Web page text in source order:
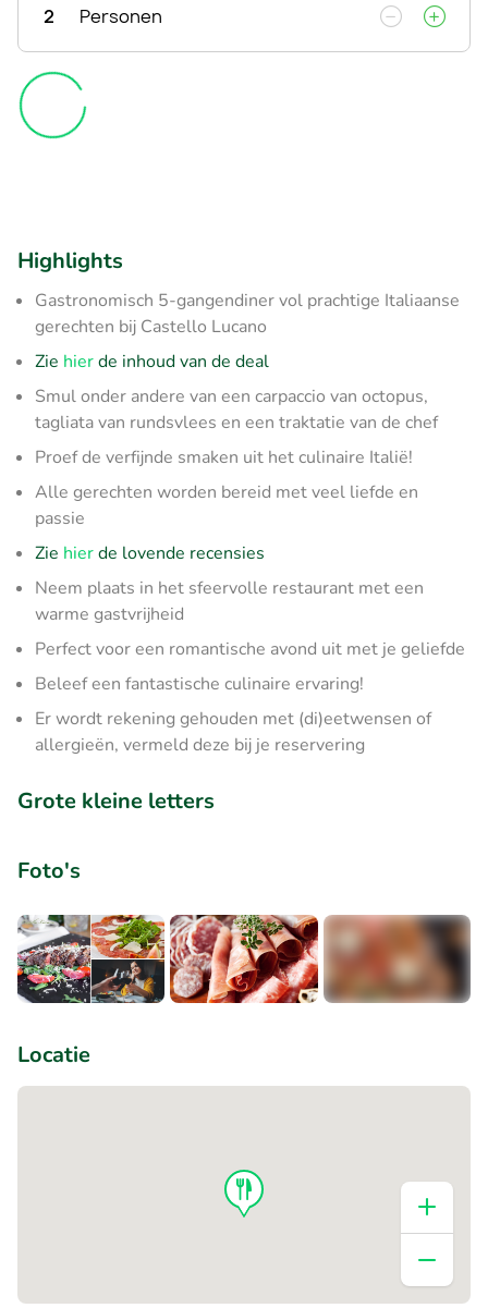
2 Personen
Highlights
Gastronomisch 5-gangendiner vol prachtige Italiaanse
gerechten bij Castello Lucano
Zie hierde inhoud van de deal
Smul onder andere van een carpaccio van octopus,
tagliata van rundsvlees en een traktatie van de chef
Proef de verfijnde smaken uit het culinaire Italië!
Alle gerechten worden bereid met veel liefde en
passie
Zie hierde lovende recensies
Neem plaats in het sfeervolle restaurant met een
warme gastvrijheid
Perfect voor een romantische avond uit met je geliefde
Beleef een fantastische culinaire ervaring!
Er wordt rekening gehouden met (di)eetwensen of
allergieën, vermeld deze bij je reservering
Grote kleine letters
Foto's
Locatie